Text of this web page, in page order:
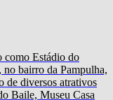
como Estádio do
bairro da Pampulha,
de diversos atrativos
Baile, Museu Casa